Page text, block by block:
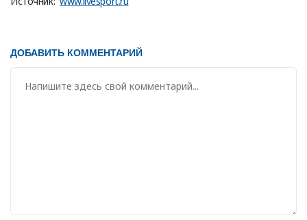
ДОБАВИТЬ КОММЕНТАРИЙ